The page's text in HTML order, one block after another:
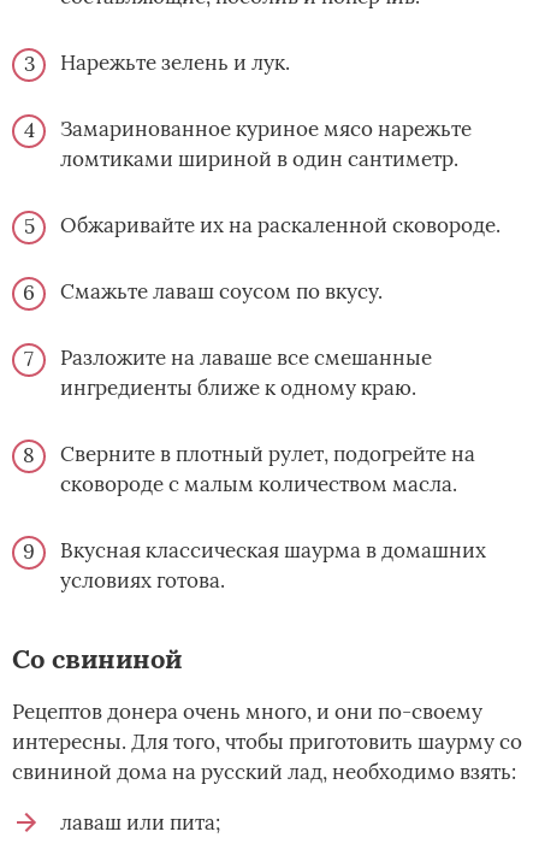
Нарежьте зелень и лук.
Замаринованное куриное мясо нарежьте
ломтиками шириной в один сантиметр.
Обжаривайте их на раскаленной сковороде.
Смажьте лаваш соусом по вкусу.
Разложите на лаваше все смешанные
ингредиенты ближе к одному краю.
Сверните в плотный рулет, подогрейте на
сковороде с малым количеством масла.
Вкусная классическая шаурма в домашних
условиях готова.
Со свининой
Рецептов донера очень много, и они по-своему
интересны. Для того, чтобы приготовить шаурму со
свининой дома на русский лад, необходимо взять:
лаваш или пита;